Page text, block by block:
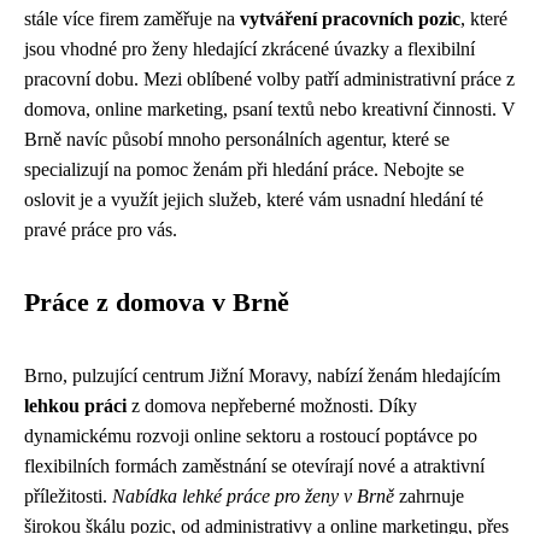
stále více firem zaměřuje na vytváření pracovních pozic, které
jsou vhodné pro ženy hledající zkrácené úvazky a flexibilní
pracovní dobu. Mezi oblíbené volby patří administrativní práce z
domova, online marketing, psaní textů nebo kreativní činnosti. V
Brně navíc působí mnoho personálních agentur, které se
specializují na pomoc ženám při hledání práce. Nebojte se
oslovit je a využít jejich služeb, které vám usnadní hledání té
pravé práce pro vás.
Práce z domova v Brně
Brno, pulzující centrum Jižní Moravy, nabízí ženám hledajícím
lehkou práci z domova nepřeberné možnosti. Díky
dynamickému rozvoji online sektoru a rostoucí poptávce po
flexibilních formách zaměstnání se otevírají nové a atraktivní
příležitosti. Nabídka lehké práce pro ženy v Brně zahrnuje
širokou škálu pozic, od administrativy a online marketingu, přes